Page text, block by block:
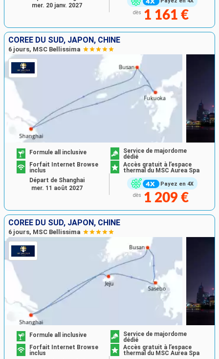
dès 1 161 €
mer. 20 janv. 2027
CORÉE DU SUD, JAPON, CHINE
6 jours, MSC Bellissima
Payez en 4X
Formule all inclusive
Service de majordome
dédié
Forfait Internet Browse
inclus
Accès gratuit à l’espace
thermal du MSC Aurea Spa
dès 1 209 €
Départ de Shanghai
mer. 11 août 2027
CORÉE DU SUD, JAPON, CHINE
6 jours, MSC Bellissima
Formule all inclusive
Service de majordome
dédié
Forfait Internet Browse
inclus
Accès gratuit à l’espace
thermal du MSC Aurea Spa